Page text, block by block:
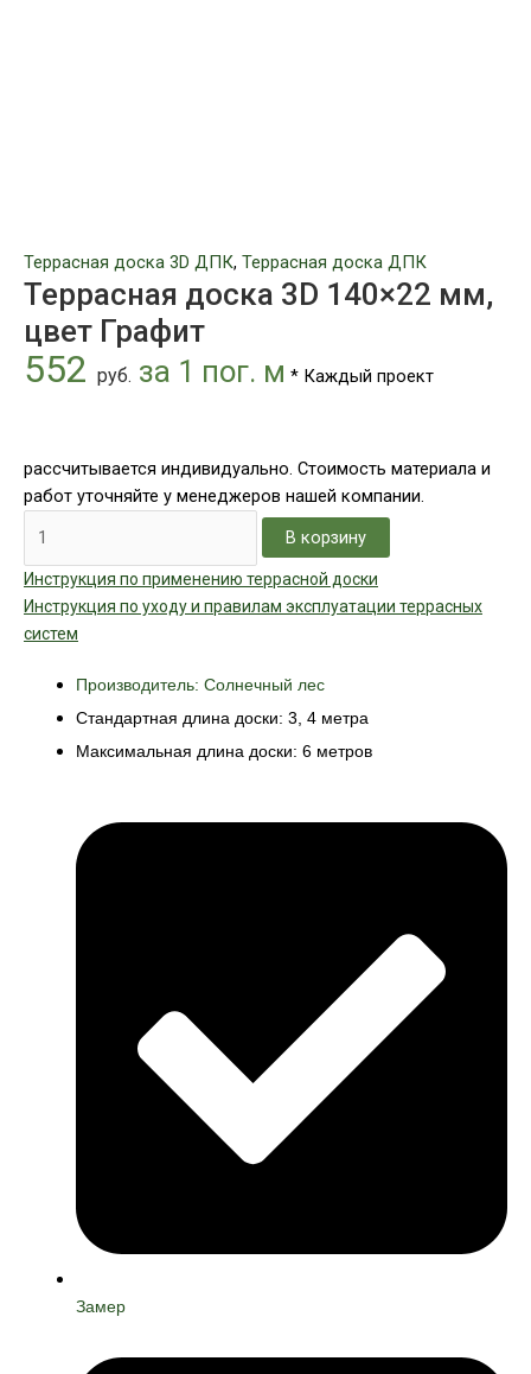
Террасная доска 3D ДПК, Террасная доска ДПК
Террасная доска 3D 140×22 мм,
цвет Графит
552 руб. за 1 пог. м * Каждый проект
рассчитывается индивидуально. Стоимость материала и
работ уточняйте у менеджеров нашей компании.
В корзину
Инструкция по применению террасной доски
Инструкция по уходу и правилам эксплуатации террасных
систем
Производитель: Солнечный лес
Стандартная длина доски: 3, 4 метра
Максимальная длина доски: 6 метров
Замер